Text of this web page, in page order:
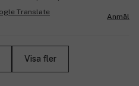
Anmäl
Visa fler